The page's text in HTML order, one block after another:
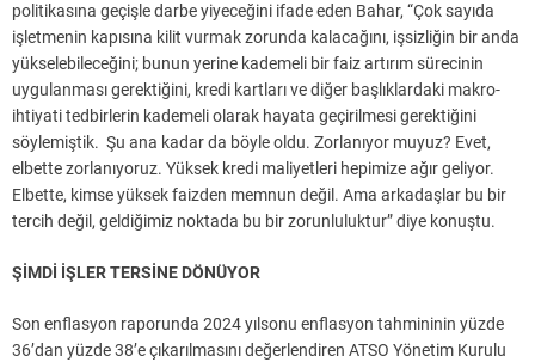
politikasına geçişle darbe yiyeceğini ifade eden Bahar, “Çok sayıda
işletmenin kapısına kilit vurmak zorunda kalacağını, işsizliğin bir anda
yükselebileceğini; bunun yerine kademeli bir faiz artırım sürecinin
uygulanması gerektiğini, kredi kartları ve diğer başlıklardaki makro-
ihtiyati tedbirlerin kademeli olarak hayata geçirilmesi gerektiğini
söylemiştik. Şu ana kadar da böyle oldu. Zorlanıyor muyuz? Evet,
elbette zorlanıyoruz. Yüksek kredi maliyetleri hepimize ağır geliyor.
Elbette, kimse yüksek faizden memnun değil. Ama arkadaşlar bu bir
tercih değil, geldiğimiz noktada bu bir zorunluluktur” diye konuştu.
ŞİMDİ İŞLER TERSİNE DÖNÜYOR
Son enflasyon raporunda 2024 yılsonu enflasyon tahmininin yüzde
36’dan yüzde 38’e çıkarılmasını değerlendiren ATSO Yönetim Kurulu